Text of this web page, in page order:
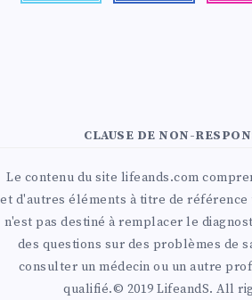
CLAUSE DE NON-
Le contenu du site lifeands.com
et d'autres éléments à titre de référence
n'est pas destiné à remplacer le
des questions sur des problèmes de
consulter un médecin ou un autre
qualifié.© 2019 LifeandS. All